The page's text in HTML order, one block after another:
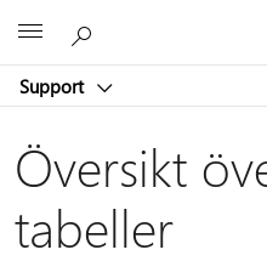
Support
Översikt
tabeller